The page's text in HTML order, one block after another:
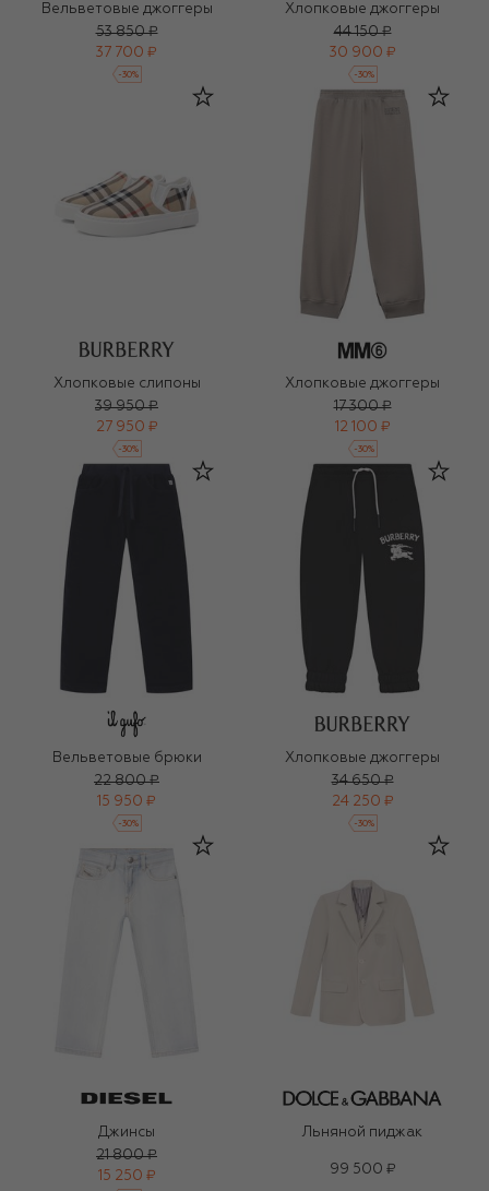
Вельветовые джоггеры
53 850 ₽
37 700 ₽
-30%
Хлопковые джоггеры
44 150 ₽
30 900 ₽
-30%
Хлопковые слипоны
39 950 ₽
27 950 ₽
-30%
Хлопковые джоггеры
17 300 ₽
12 100 ₽
-30%
Вельветовые брюки
22 800 ₽
15 950 ₽
-30%
Хлопковые джоггеры
34 650 ₽
24 250 ₽
-30%
Джинсы
21 800 ₽
15 250 ₽
Льняной пиджак
99 500 ₽